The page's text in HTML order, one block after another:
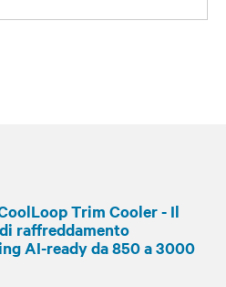
Trim Cooler - Il
raffreddamento
AI-ready da 850 a 3000